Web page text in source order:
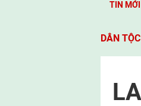
TIN MỚI
DÂN